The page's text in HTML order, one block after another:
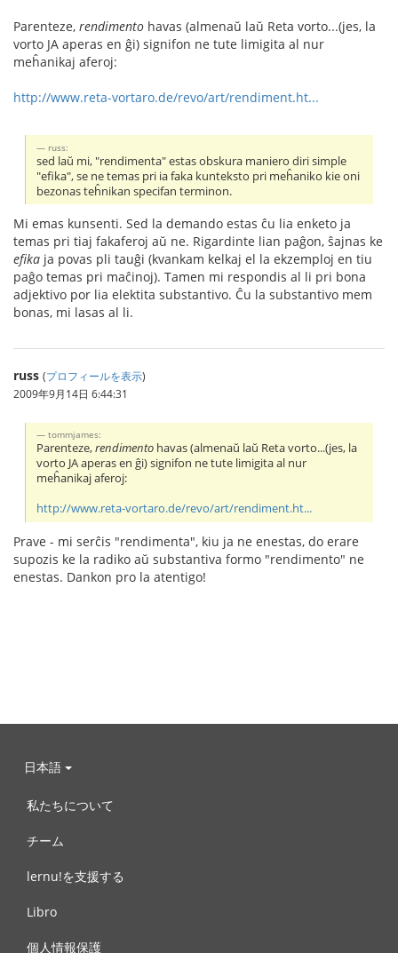
Parenteze, rendimento havas (almenaŭ laŭ Reta vorto...(jes, la
vorto JA aperas en ĝi) signifon ne tute limigita al nur
meĥanikaj aferoj:
http://www.reta-vortaro.de/revo/art/rendiment.ht...
russ:
sed laŭ mi, "rendimenta" estas obskura maniero diri simple
"efika", se ne temas pri ia faka kunteksto pri meĥaniko kie oni
bezonas teĥnikan specifan terminon.
Mi emas kunsenti. Sed la demando estas ĉu lia enketo ja
temas pri tiaj fakaferoj aŭ ne. Rigardinte lian paĝon, ŝajnas ke
efika ja povas pli tauĝi (kvankam kelkaj el la ekzemploj en tiu
paĝo temas pri maĉinoj). Tamen mi respondis al li pri bona
adjektivo por lia elektita substantivo. Ĉu la substantivo mem
bonas, mi lasas al li.
russ (プロフィールを表示)
2009年9月14日 6:44:31
tommjames:
Parenteze,rendimento havas (almenaŭ laŭ Reta vorto...(jes, la
vorto JA aperas en ĝi) signifon ne tute limigita al nur
meĥanikaj aferoj:
http://www.reta-vortaro.de/revo/art/rendiment.ht...
Prave - mi serĉis "rendimenta", kiu ja ne enestas, do erare
supozis ke la radiko aŭ substantiva formo "rendimento" ne
enestas. Dankon pro la atentigo!
日本語
私たちについて
チーム
lernu!を支援する
Libro
個人情報保護